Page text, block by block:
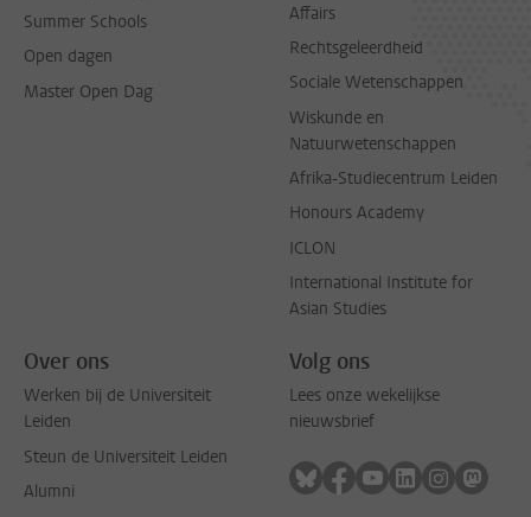
Summer Schools
Open dagen
Master Open Dag
Affairs
Rechtsgeleerdheid
Sociale Wetenschappen
Wiskunde en
Natuurwetenschappen
Afrika-Studiecentrum Leiden
Honours Academy
ICLON
International Institute for
Asian Studies
Over ons
Werken bij de Universiteit
Leiden
Steun de Universiteit Leiden
Alumni
Volg ons
Lees onze wekelijkse
nieuwsbrief
Volg ons op bluesky
Volg ons op facebook
Volg ons op
Volg ons op
Volg ons
Volg